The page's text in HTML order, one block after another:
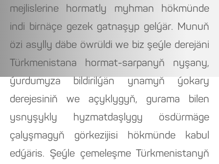
mejlislerine hormatly myhman hökmünde
indi birnäçe gezek gatnaşyp gelýär. Munuň
özi asylly däbe öwrüldi we biz şeýle derejäni
Türkmenistana hormat-sarpanyň nyşany,
ýurdumyza bildirilýän ynamyň ýokary
derejesiniň we açyklygyň, gurama bilen
ysnyşykly hyzmatdaşlygy ösdürmäge
çalyşmagyň görkezijisi hökmünde kabul
edýäris. Şeýle çemeleşme Türkmenistanyň